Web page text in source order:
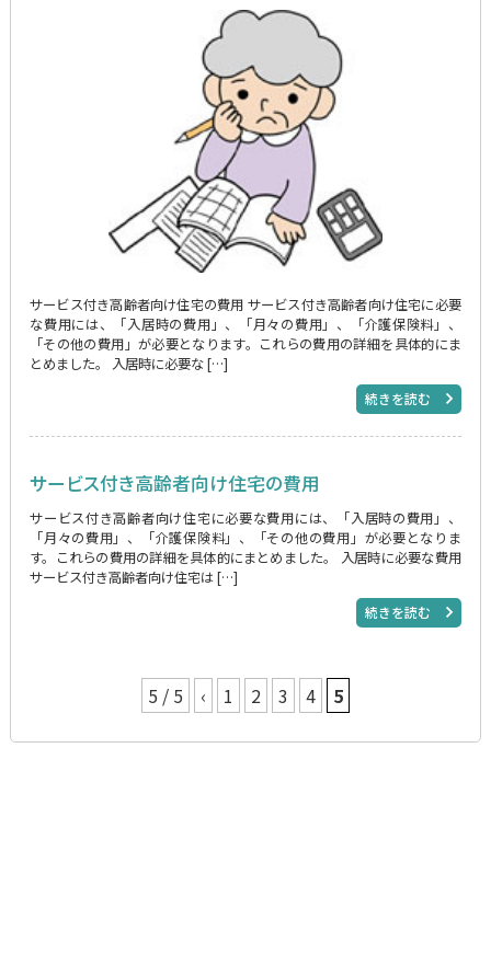
サービス付き高齢者向け住宅の費用 サービス付き高齢者向け住宅に必要
な費用には、「入居時の費用」、「月々の費用」、「介護保険料」、
「その他の費用」が必要となります。これらの費用の詳細を具体的にま
とめました。 入居時に必要な […]
続きを読む
サービス付き高齢者向け住宅の費用
サービス付き高齢者向け住宅に必要な費用には、「入居時の費用」、
「月々の費用」、「介護保険料」、「その他の費用」が必要となりま
す。これらの費用の詳細を具体的にまとめました。 入居時に必要な費用
サービス付き高齢者向け住宅は […]
続きを読む
5 / 5 ‹ 1 2 3 4 5